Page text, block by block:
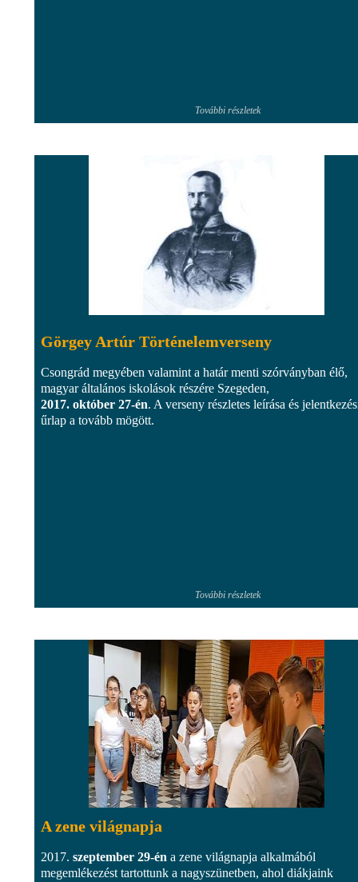
További részletek
Görgey Artúr Történelemverseny
Csongrád megyében valamint a határ menti szórványban élő,
magyar általános iskolások részére Szegeden,
2017. október 27-én. A verseny részletes leírása és
űrlap a tovább mögött.
További részletek
A zene világnapja
2017. szeptember 29-én a zene világnapja alkalmából
megemlékezést tartottunk a nagyszünetben, ahol diákjaink